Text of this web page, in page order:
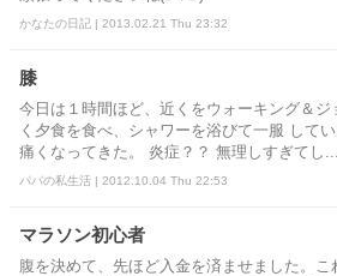
かなたの日記 | 2013.02.21 Thu 23:32
膝
今日は１時間ほど、近くをウォーキング＆
く夕食を食べ、シャワーを浴びて一服 して
痛くなってきた。 炎症？？ 無理しすぎてし...
パパの私生活 | 2012.10.04 Thu 22:53
マラソン初心者
腹を決めて、先ほど入金を済ませました。